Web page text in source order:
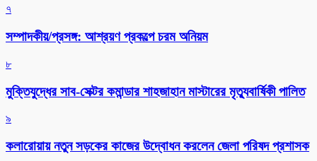
৭
সম্পাদকীয়/প্রসঙ্গ: আশ্রয়ণ প্রকল্পে চরম অনিয়ম
৮
মুক্তিযুদ্ধের সাব-সেক্টর কমান্ডার শাহজাহান মাস্টারের মৃত্যুবার্ষিকী পালিত
৯
কলারোয়ায় নতুন সড়কের কাজের উদ্বোধন করলেন জেলা পরিষদ প্রশাসক